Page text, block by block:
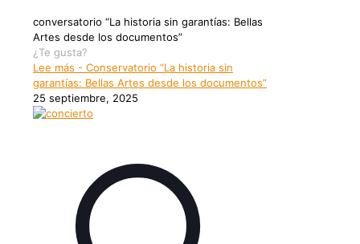
conversatorio “La historia sin garantías: Bellas
Artes desde los documentos”
¿Te gusta?
Lee más - Conservatorio “La historia sin
garantías: Bellas Artes desde los documentos”
25 septiembre, 2025